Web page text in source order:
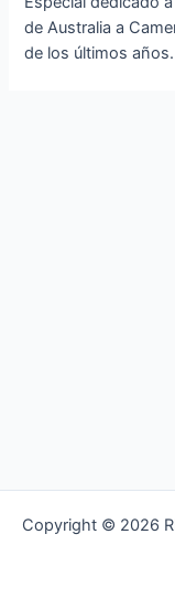
de Australia a
de los últimos años.
Copyright © 2026